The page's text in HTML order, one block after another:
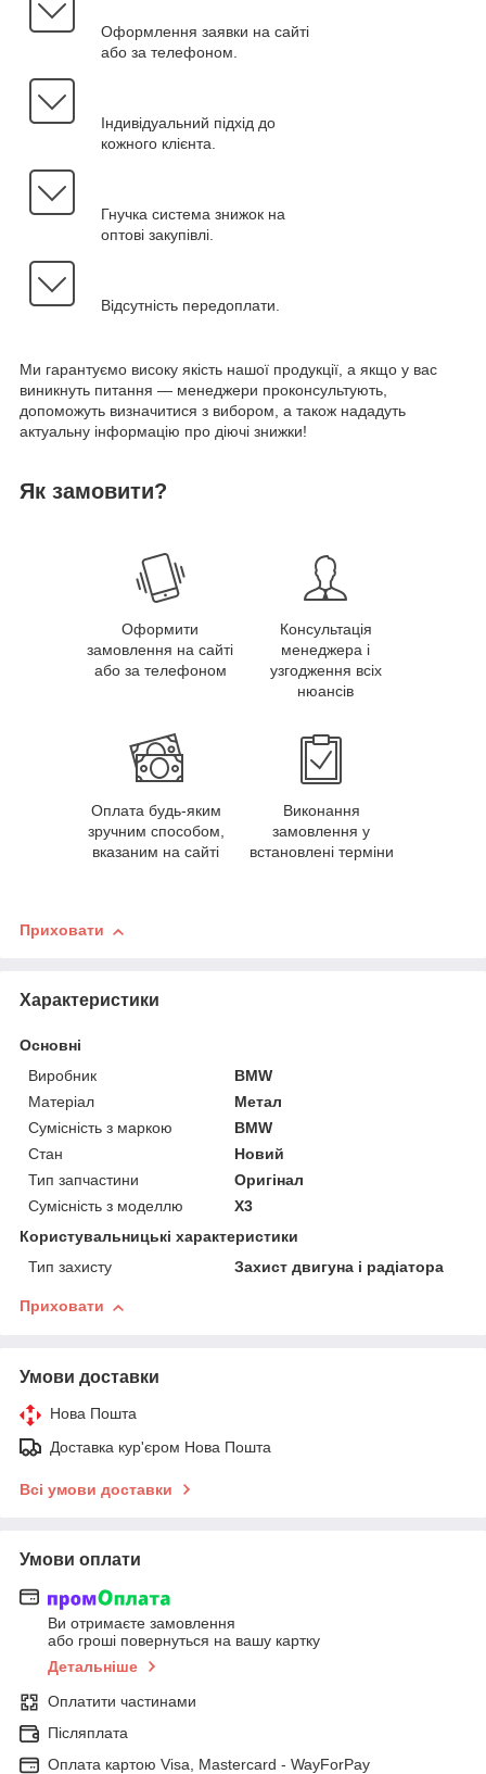
Оформлення заявки на сайті
або за телефоном.
Індивідуальний підхід до
кожного клієнта.
Гнучка система знижок на
оптові закупівлі.
Відсутність передоплати.
Ми гарантуємо високу якість нашої продукції, а якщо у вас
виникнуть питання — менеджери проконсультують,
допоможуть визначитися з вибором, а також нададуть
актуальну інформацію про діючі знижки!
Як замовити?
Оформити
замовлення на сайті
або за телефоном
Консультація
менеджера і
узгодження всіх
нюансів
Оплата будь-яким
зручним способом,
вказаним на сайті
Виконання
замовлення у
встановлені терміни
Приховати
Характеристики
Основні
Виробник
BMW
Матеріал
Метал
Сумісність з маркою
BMW
Стан
Новий
Тип запчастини
Оригінал
Сумісність з моделлю
X3
Користувальницькі характеристики
Тип захисту
Захист двигуна і радіатора
Приховати
Умови доставки
Нова Пошта
Доставка кур'єром Нова Пошта
Всі умови доставки
Умови оплати
Ви отримаєте замовлення
або гроші повернуться на вашу картку
Детальніше
Оплатити частинами
Післяплата
Оплата картою Visa, Mastercard - WayForPay